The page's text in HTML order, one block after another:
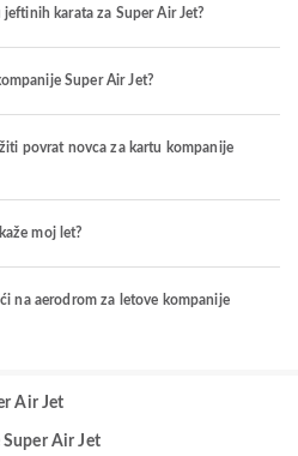
karata za Super Air Jet?
Super Air Jet?
povrat novca za kartu kompanije
moj let?
na aerodrom za letove kompanije
Air Jet
Air Jet